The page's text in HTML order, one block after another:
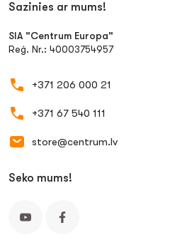
Sazinies ar mums!
SIA "Centrum Europa"
Reģ. Nr.: 40003754957
+371 206 000 21
+371 67 540 111
store@centrum.lv
Seko mums!